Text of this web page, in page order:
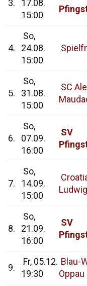
3.
17.08.
15:00
4.
So,
24.08.
15:00
5.
So,
31.08.
15:00
SC
6.
So,
07.09.
16:00
SV
7.
So,
14.09.
15:00
8.
So,
21.09.
16:00
SV
9.
Fr, 05.12.
19:30
Blau-
Oppau